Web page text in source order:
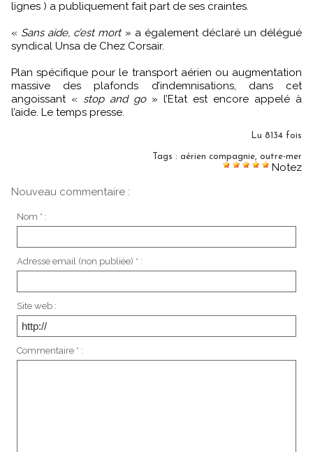
lignes ) a publiquement fait part de ses craintes.
« Sans aide, c’est mort» a également déclaré un délégué
syndical Unsa de Chez Corsair.
Plan spécifique pour le transport aérien ou augmentation
massive des plafonds d’indemnisations, dans cet
angoissant « stop and go» l’Etat est encore appelé à
l’aide. Le temps presse.
Lu 8134 fois
Tags : aérien compagnie, outre-mer
Notez
Nouveau commentaire :
Nom * :
Adresse email (non publiée) * :
Site web :
Commentaire * :